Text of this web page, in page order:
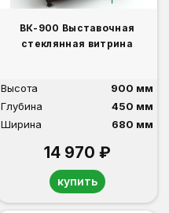
ВК-900 Выставочная
стеклянная витрина
Высота
900 мм
Глубина
450 мм
Ширина
680 мм
14 970 ₽
купить